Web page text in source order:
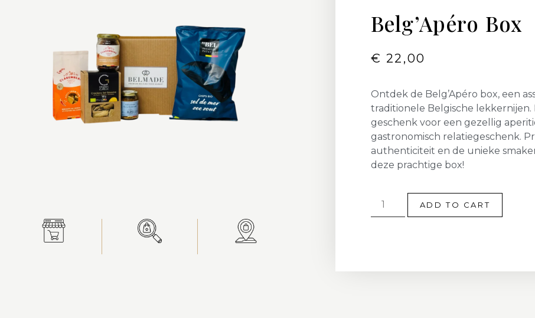
Belg’Apéro Box
€ 22,00
Ontdek de Belg’Apéro box, een
traditionele Belgische lekkernijen.
geschenk voor een gezellig
gastronomisch relatiegeschenk.
authenticiteit en de unieke
deze prachtige box!
ADD TO CART